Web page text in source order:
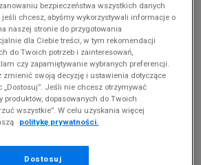
ESSENTIALS WVN HR
aktualnych kolekcji, ubiegłych
Szczegóły.
bezpieczeństwa wszystkich danych
jeśli chcesz, abyśmy wykorzystywali informacje o
naszej stronie do przygotowania
dla Ciebie treści, w tym rekomendacji
do Twoich potrzeb i zainteresowań,
czy zapamiętywanie wybranych preferencji.
swoją decyzję i ustawienia dotyczące
„Dostosuj”. Jeśli nie chcesz otrzymywać
produktów, dopasowanych do Twoich
wszystkie”. W celu uzyskania więcej
politykę prywatności.
Dostosuj